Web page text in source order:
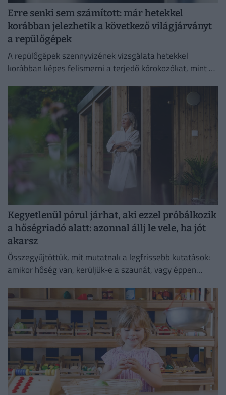
Erre senki sem számított: már hetekkel
korábban jelezhetik a következő világjárványt
a repülőgépek
A repülőgépek szennyvizének vizsgálata hetekkel
korábban képes felismerni a terjedő kórokozókat, mint a
módszerek.
Kegyetlenül pórul járhat, aki ezzel próbálkozik
a hőségriadó alatt: azonnal állj le vele, ha jót
akarsz
Összegyűjtöttük, mit mutatnak a legfrissebb kutatások:
amikor hőség van, kerüljük-e a szaunát, vagy éppen